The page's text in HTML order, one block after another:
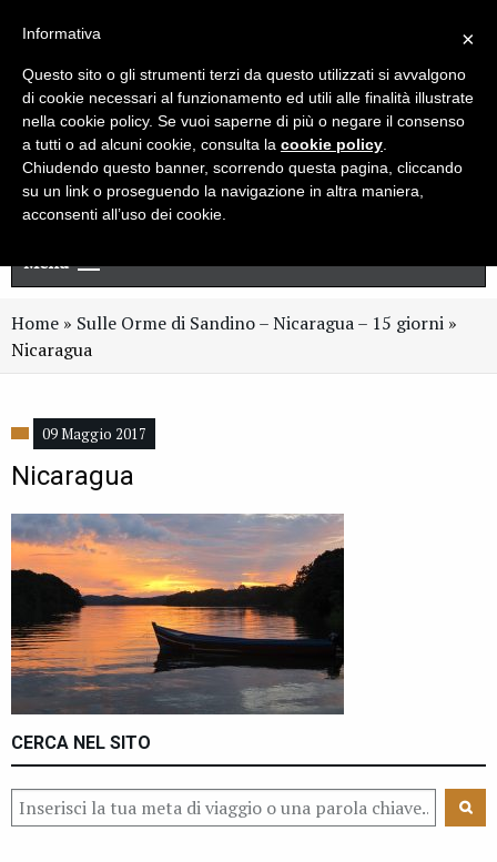
Newsletter
Menu
Home » Sulle Orme di Sandino – Nicaragua – 15 giorni »
Nicaragua
09 Maggio 2017
Nicaragua
CERCA NEL SITO
×
Informativa
Questo sito o gli strumenti terzi da questo utilizzati si avvalgono
di cookie necessari al funzionamento ed utili alle finalità illustrate
nella cookie policy. Se vuoi saperne di più o negare il consenso
a tutti o ad alcuni cookie, consulta la cookie policy
Chiudendo questo banner, scorrendo questa pagina, cliccando
su un link o proseguendo la navigazione in altra maniera,
acconsenti all’uso dei cookie.